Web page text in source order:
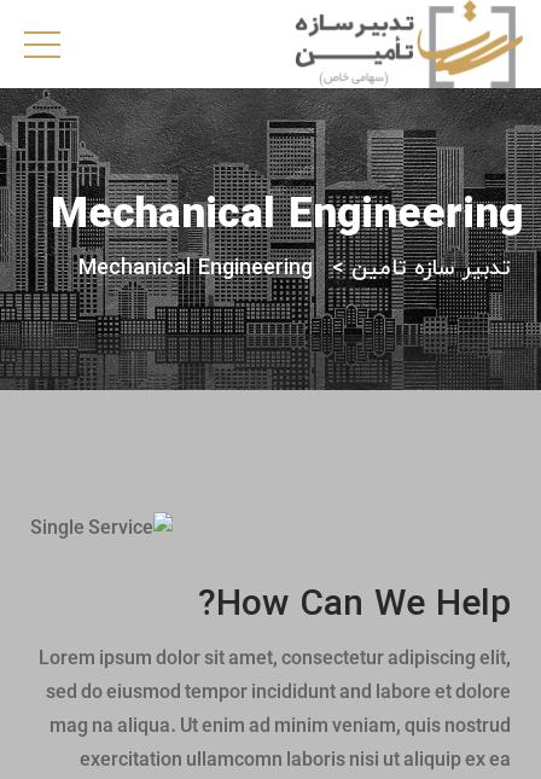
Mechanical Engineering
تدبیر سازه تامین>
Mechanical Engineering
How Can We Help?
Lorem ipsum dolor sit amet, consectetur adipiscing elit,
sed do eiusmod tempor incididunt and labore et dolore
mag na aliqua. Ut enim ad minim veniam, quis nostrud
exercitation ullamcomn laboris nisi ut aliquip ex ea